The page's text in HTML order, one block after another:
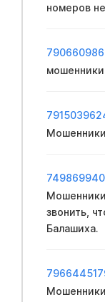
номеров
мошенники
звонить,
Балашиха.
Мошенники